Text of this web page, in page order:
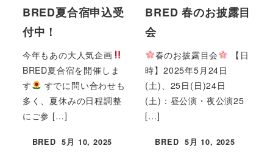
BRED夏合宿申込受
付中！
今年もあの大人気企画
BRED夏合宿を開催しま
す
すでに問い合わせも
多く、夏休みの日程調整
にご参 […]
BRED
投稿日
5月 10, 2025
BRED 春のお披露目
会
春のお披露目会
【日
時】2025年5月24日
(土)、25日(日)24日
(土)：昼公演・夜公演25
[…]
BRED
投稿日
5月 10, 2025